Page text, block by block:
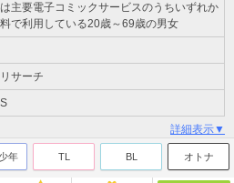
主要電子コミックサービスのうちいずれか
で利用している20歳～69歳の男女
サーチ
詳細表示▼
年 TL BL オトナ